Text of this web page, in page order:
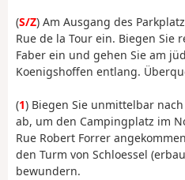
(S/Z) Am Ausgang des
Rue de la Tour ein. Biegen Sie
Faber ein und gehen Sie am
Koenigshoffen entlang.
(1) Biegen Sie unmittelbar
ab, um den Campingplatz im
Rue Robert Forrer
den Turm von Schloessel
bewundern.